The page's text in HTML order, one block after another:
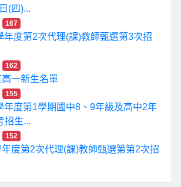
(四)...
167
年度第2次代理(課)教師甄選第3次招
162
一新生名單
155
年度第1學期國中8、9年級及高中2年
招生...
152
度第2次代理(課)教師甄選第第2次招